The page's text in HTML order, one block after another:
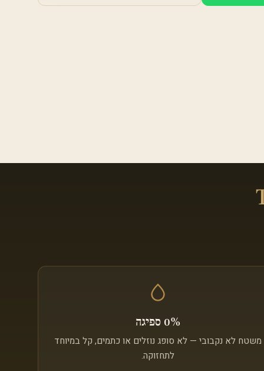
0% ספיגה
משטח לא נקבובי — לא סופג נוזלים או כתמים, קל במיוחד
לתחזוקה.